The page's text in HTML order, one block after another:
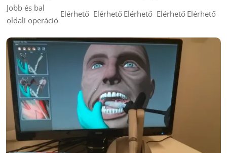
Jobb és bal
oldali operáció
Elérhető Elérhető Elérhető Elérhető Elérhető